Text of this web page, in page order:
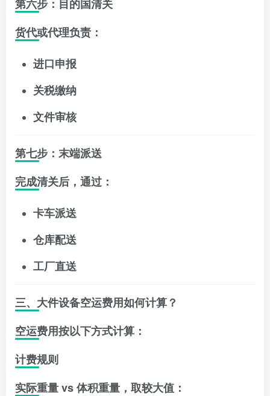
第六步：目的国清关
货代或代理负责：
进口申报
关税缴纳
文件审核
第七步：末端派送
完成清关后，通过：
卡车派送
仓库配送
工厂直送
三、大件设备空运费用如何计算？
空运费用按以下方式计算：
计费规则
实际重量 vs 体积重量，取较大值：